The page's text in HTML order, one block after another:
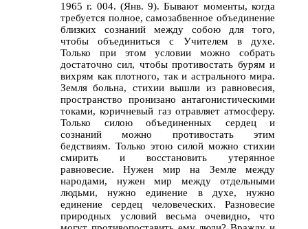
1965 г. 004. (Янв. 9). Бывают моменты, когда
требуется полное, самозабвенное объединение
близких сознаний между собою для того,
чтобы объединиться с Учителем в духе.
Только при этом условии можно собрать
достаточно сил, чтобы противостать бурям и
вихрям как плотного, так и астрального мира.
Земля больна, стихии вышли из равновесия,
пространство пронизано антагонистическими
токами, коричневый газ отравляет атмосферу.
Только силою объединенных сердец и
сознаний можно противостать этим
бедствиям. Только этою силой можно стихии
смирить и восстановить утерянное
равновесие. Нужен мир на Земле между
народами, нужен мир между отдельными
людьми, нужно единение в духе, нужно
единение сердец человеческих. Разновесие
природных условий весьма очевидно, что